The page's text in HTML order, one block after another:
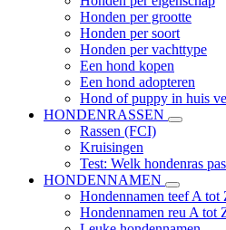
Honden per grootte
Honden per soort
Honden per vachttype
Een hond kopen
Een hond adopteren
Hond of puppy in huis
HONDENRASSEN
Rassen (FCI)
Kruisingen
Test: Welk hondenras
HONDENNAMEN
Hondennamen teef A tot
Hondennamen reu A tot